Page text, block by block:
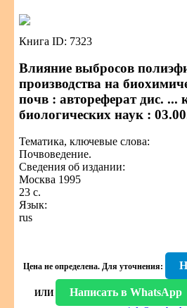
Книга ID: 7323
Влияние выбросов
производства на
почв : автореферат дис. ...
биологических наук :
Тематика, ключевые слова:
Почвоведение.
Сведения об издании:
Москва 1995
23 с.
Язык:
rus
Цена не определена. Для уточнения:
ИЛИ Написать в WhatsApp